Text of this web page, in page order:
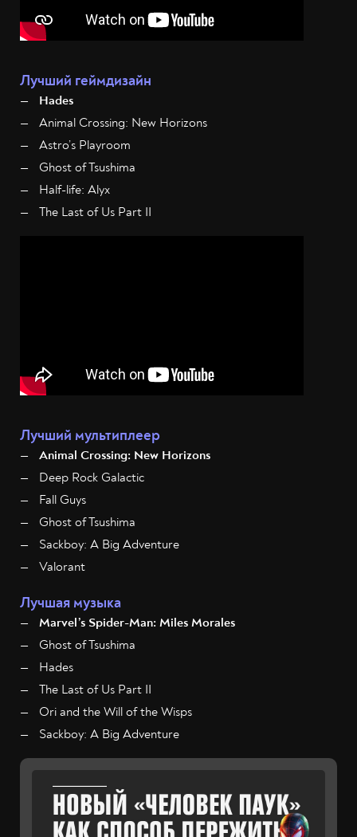
Лучший геймдизайн
Hades
Animal Crossing: New Horizons
Astro’s Playroom
Ghost of Tsushima
Half-life: Alyx
The Last of Us Part II
Лучший мультиплеер
Animal Crossing: New Horizons
Deep Rock Galactic
Fall Guys
Ghost of Tsushima
Sackboy: A Big Adventure
Valorant
Лучшая музыка
Marvel’s Spider-Man: Miles Morales
Ghost of Tsushima
Hades
The Last of Us Part II
Ori and the Will of the Wisps
Sackboy: A Big Adventure